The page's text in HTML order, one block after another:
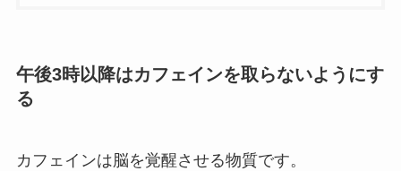
午後3時以降はカフェインを取らないようにす
る
カフェインは脳を覚醒させる物質です。